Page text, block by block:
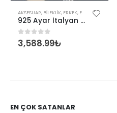
AKSESUAR, BILEKLIK, ERKEK, ERKEK BILEKLIK
925 Ayar İtalyan Unisex Tondo 1,60 mm Bileklik
0out of 5
3,588.99₺
EN ÇOK SATANLAR